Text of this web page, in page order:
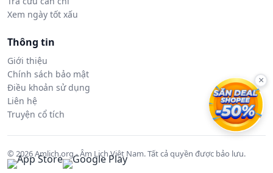
Xem ngày tốt xấu
Thông tin
Giới thiệu
Chính sách bảo mật
Điều khoản sử dụng
Liên hệ
Truyện cổ tích
© 2026 Amlich.org - Âm Lịch Việt Nam. Tất cả quyền được bảo lưu.
×